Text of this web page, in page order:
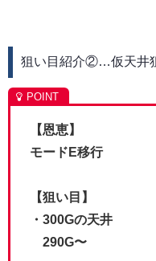
狙い目紹介②…仮天井
【恩恵】
モードE移行
【狙い目】
・300Gの天井
290G〜